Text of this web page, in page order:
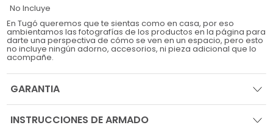
No Incluye
En Tugó queremos que te sientas como en casa, por eso
ambientamos las fotografías de los productos en la página para
darte una perspectiva de cómo se ven en un espacio, pero esto
no incluye ningún adorno, accesorios, ni pieza adicional que lo
acompañe.
GARANTIA
INSTRUCCIONES DE ARMADO